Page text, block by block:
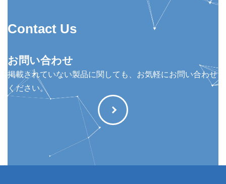
Contact Us
お問い合わせ
掲載されていない製品に関しても、お気軽にお問い合わせ
ください。